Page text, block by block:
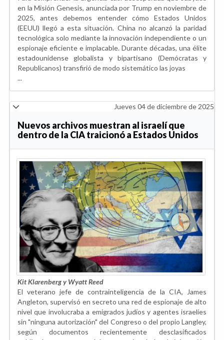
en la Misión Genesis, anunciada por Trump en noviembre de
2025, antes debemos entender cómo Estados Unidos
(EEUU) llegó a esta situación. China no alcanzó la paridad
tecnológica solo mediante la innovación independiente o un
espionaje eficiente e implacable. Durante décadas, una élite
estadounidense globalista y bipartisano (Demócratas y
Republicanos) transfirió de modo sistemático las joyas
...
Jueves 04 de diciembre de 2025
Nuevos archivos muestran al israelí que
dentro de la CIA traicionó a Estados Unidos
Kit Klarenberg y Wyatt Reed
El veterano jefe de contrainteligencia de la CIA, James
Angleton, supervisó en secreto una red de espionaje de alto
nivel que involucraba a emigrados judíos y agentes israelíes
sin "ninguna autorización" del Congreso o del propio Langley,
según documentos recientemente desclasificados